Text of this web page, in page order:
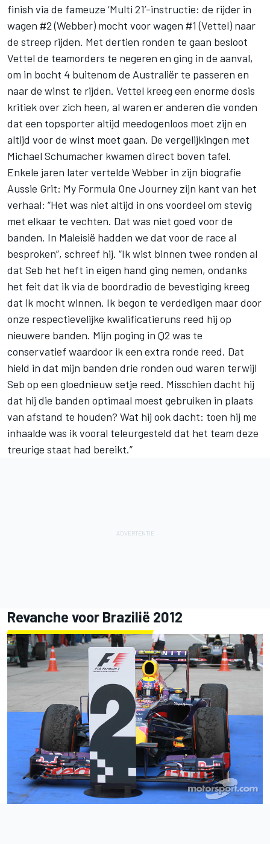
finish via de fameuze ‘Multi 21’-instructie: de rijder in
wagen #2 (Webber) mocht voor wagen #1 (Vettel) naar
de streep rijden. Met dertien ronden te gaan besloot
Vettel de teamorders te negeren en ging in de aanval,
om in bocht 4 buitenom de Australiër te passeren en
naar de winst te rijden. Vettel kreeg een enorme dosis
kritiek over zich heen, al waren er anderen die vonden
dat een topsporter altijd meedogenloos moet zijn en
altijd voor de winst moet gaan. De vergelijkingen met
Michael Schumacher kwamen direct boven tafel.
Enkele jaren later vertelde Webber in zijn biografie
Aussie Grit: My Formula One Journey zijn kant van het
verhaal: “Het was niet altijd in ons voordeel om stevig
met elkaar te vechten. Dat was niet goed voor de
banden. In Maleisië hadden we dat voor de race al
besproken”, schreef hij. “Ik wist binnen twee ronden al
dat Seb het heft in eigen hand ging nemen, ondanks
het feit dat ik via de boordradio de bevestiging kreeg
dat ik mocht winnen. Ik begon te verdedigen maar door
onze respectievelijke kwalificatieruns reed hij op
nieuwere banden. Mijn poging in Q2 was te
conservatief waardoor ik een extra ronde reed. Dat
hield in dat mijn banden drie ronden oud waren terwijl
Seb op een gloednieuw setje reed. Misschien dacht hij
dat hij die banden optimaal moest gebruiken in plaats
van afstand te houden? Wat hij ook dacht: toen hij me
inhaalde was ik vooral teleurgesteld dat het team deze
treurige staat had bereikt.”
Revanche voor Brazilië 2012